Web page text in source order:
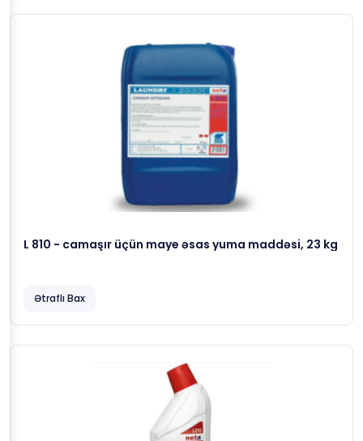
L 810 - camaşır üçün maye əsas yuma maddəsi, 23 kg
Ətraflı Bax